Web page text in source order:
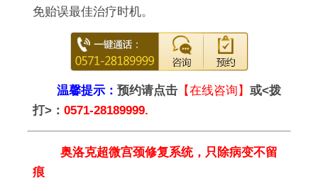
免贻误最佳治疗时机。
温馨提示： 预约请点击【在线咨询】 或<拨
打>： 0571-28189999.
奥洛克超微宫颈修复系统，只除病变不留
痕